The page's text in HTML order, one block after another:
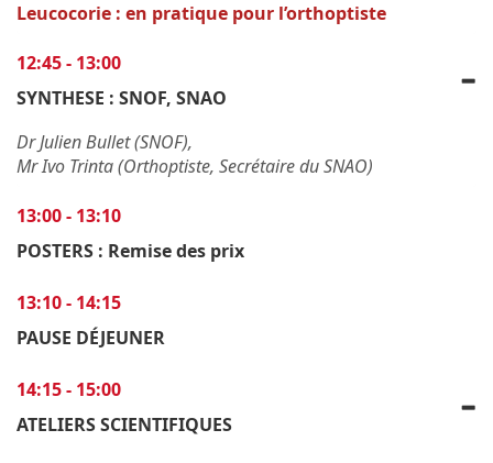
Leucocorie : en pratique pour l’orthoptiste
12:45 - 13:00
SYNTHESE : SNOF, SNAO
Dr Julien Bullet (SNOF),
Mr Ivo Trinta (Orthoptiste, Secrétaire du SNAO)
13:00 - 13:10
POSTERS : Remise des prix
13:10 - 14:15
PAUSE DÉJEUNER
14:15 - 15:00
ATELIERS SCIENTIFIQUES